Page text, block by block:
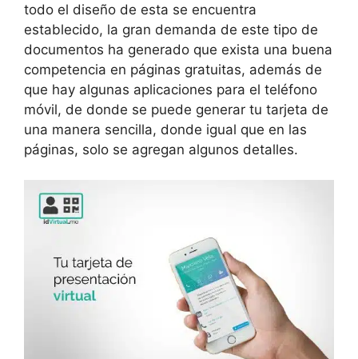
todo el diseño de esta se encuentra
establecido, la gran demanda de este tipo de
documentos ha generado que exista una buena
competencia en páginas gratuitas, además de
que hay algunas aplicaciones para el teléfono
móvil, de donde se puede generar tu tarjeta de
una manera sencilla, donde igual que en las
páginas, solo se agregan algunos detalles.